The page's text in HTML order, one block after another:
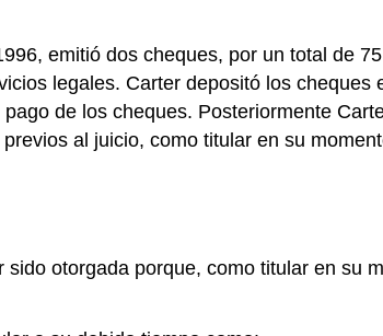
emitió dos cheques, por un total de
legales. Carter depositó los
de los cheques. Posteriormente
al juicio, como titular en su
otorgada porque, como titular en su